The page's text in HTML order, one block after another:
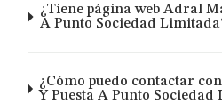
¿Tiene página web Adral
A Punto Sociedad
¿Cómo puedo contactar
Y Puesta A Punto Sociedad